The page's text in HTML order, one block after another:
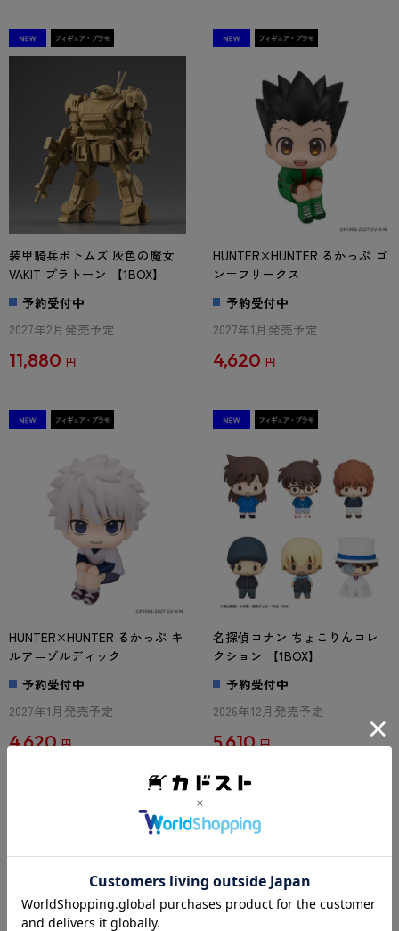
装甲騎兵ボトムズ 灰色の魔女
VAKIT プラトーン 【1BOX】
予約受付中
2027年2月発売予定
11,880 円
HUNTER×HUNTER るかっぷ ゴ
ン＝フリークス
予約受付中
2027年1月発売予定
4,620 円
HUNTER×HUNTER るかっぷ キ
ルア＝ゾルディック
予約受付中
2027年1月発売予定
4,620 円
名探偵コナン ちょこりんコレ
クション 【1BOX】
予約受付中
2026年12月発売予定
5,610 円